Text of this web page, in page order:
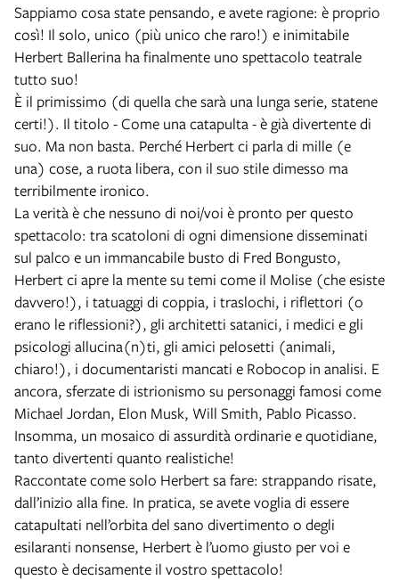
Sappiamo cosa state pensando, e avete ragione: è proprio
così! Il solo, unico (più unico che raro!) e inimitabile
Herbert Ballerina ha finalmente uno spettacolo teatrale
tutto suo!
È il primissimo (di quella che sarà una lunga serie, statene
certi!). Il titolo - Come una catapulta - è già divertente di
suo. Ma non basta. Perché Herbert ci parla di mille (e
una) cose, a ruota libera, con il suo stile dimesso ma
terribilmente ironico.
La verità è che nessuno di noi/voi è pronto per questo
spettacolo: tra scatoloni di ogni dimensione disseminati
sul palco e un immancabile busto di Fred Bongusto,
Herbert ci apre la mente su temi come il Molise (che esiste
davvero!), i tatuaggi di coppia, i traslochi, i riflettori (o
erano le riflessioni?), gli architetti satanici, i medici e gli
psicologi allucina(n)ti, gli amici pelosetti (animali,
chiaro!), i documentaristi mancati e Robocop in analisi. E
ancora, sferzate di istrionismo su personaggi famosi come
Michael Jordan, Elon Musk, Will Smith, Pablo Picasso.
Insomma, un mosaico di assurdità ordinarie e quotidiane,
tanto divertenti quanto realistiche!
Raccontate come solo Herbert sa fare: strappando risate,
dall’inizio alla fine. In pratica, se avete voglia di essere
catapultati nell’orbita del sano divertimento o degli
esilaranti nonsense, Herbert è l’uomo giusto per voi e
questo è decisamente il vostro spettacolo!